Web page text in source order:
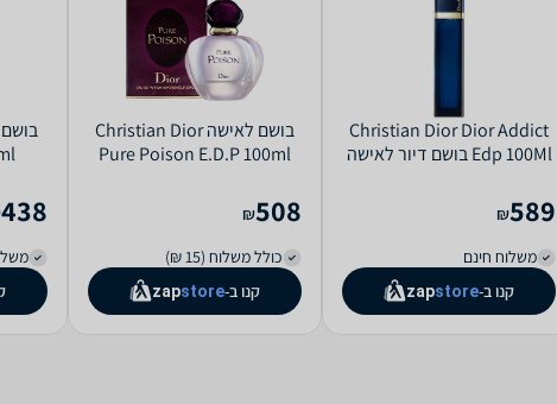
Christian Dior Dior Addict
Edp 100Ml בושם דיור לאישה
589
₪
משלוח חינם
קנו ב-
zapstore
בושם לאישה Christian Dior
Pure Poison E.D.P 100ml
508
₪
כולל משלוח (15 ₪)
קנו ב-
zapstore
438